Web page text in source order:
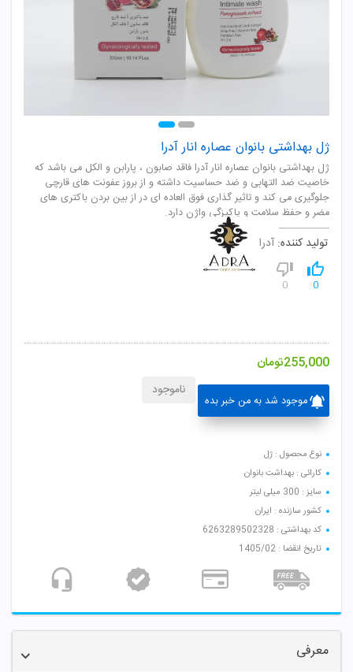
ژل بهداشتی بانوان عصاره انار آدرا
ژل بهداشتی بانوان عصاره انار آدرا فاقد صابون ، پارابن و الکل می باشد که
خاصیت ضد التهابی و ضد حساسیت داشته و از بروز عفونت های قارچی
جلوگیری می کند و تاثیر گذاری فوق العاده ای در از بین بردن باکتری های
مضر و حفظ سلامت و پاکیزگی واژن دارد.
تولید کننده: آدرا
0
0
255,000تومان
موجود شد به من خبر بده
ناموجود
نوع محصول : ژل
کارائی : بهداشت بانوان
سایز : 300 میلی لیتر
کشور سازنده : ایران
کد بهداشتی : 6263289502328
تاریخ انقضا : 1405/02
معرفی